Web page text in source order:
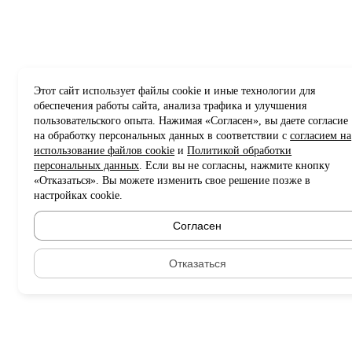
Этот сайт использует файлы cookie и иные технологии для
обеспечения работы сайта, анализа трафика и улучшения
пользовательского опыта. Нажимая «Согласен», вы даете согласие
на обработку персональных данных в соответствии ссогласием на
использование файлов cookie иПолитикой обработки
персональных данных. Если вы не согласны, нажмите кнопку
«Отказаться». Вы можете изменить свое решение позже в
настройках cookie.
Согласен
Отказаться